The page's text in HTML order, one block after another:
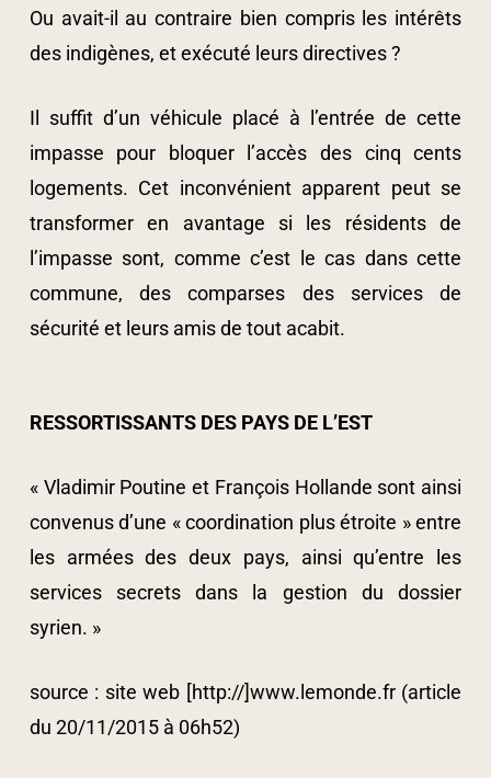
Ou avait-il au contraire bien compris les intérêts
des indigènes, et exécuté leurs directives ?
Il suffit d’un véhicule placé à l’entrée de cette
impasse pour bloquer l’accès des cinq cents
logements. Cet inconvénient apparent peut se
transformer en avantage si les résidents de
l’impasse sont, comme c’est le cas dans cette
commune, des comparses des services de
sécurité et leurs amis de tout acabit.
RESSORTISSANTS DES PAYS DE L’EST
« Vladimir Poutine et François Hollande sont ainsi
convenus d’une « coordination plus étroite » entre
les armées des deux pays, ainsi qu’entre les
services secrets dans la gestion du dossier
syrien. »
source : site web [http://]www.lemonde.fr (article
du 20/11/2015 à 06h52)